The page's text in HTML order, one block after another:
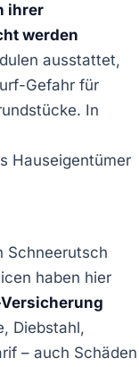
ihrer
werden
ausstattet,
Gefahr für
In
Hauseigentümer
Schneerutsch
haben hier
Diebstahl,
– auch Schäden